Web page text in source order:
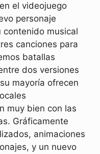
el videojuego
personaje
contenido musical
canciones para
batallas
dos versiones
mayoría ofrecen
muy bien con las
Gráficamente
animaciones
y un nuevo